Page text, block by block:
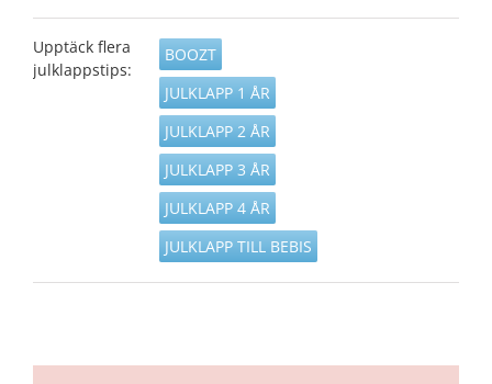
Upptäck flera
julklappstips:
BOOZT
JULKLAPP 1 ÅR
JULKLAPP 2 ÅR
JULKLAPP 3 ÅR
JULKLAPP 4 ÅR
JULKLAPP TILL BEBIS